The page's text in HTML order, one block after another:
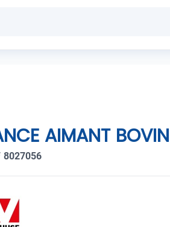
AIMANT
8027056